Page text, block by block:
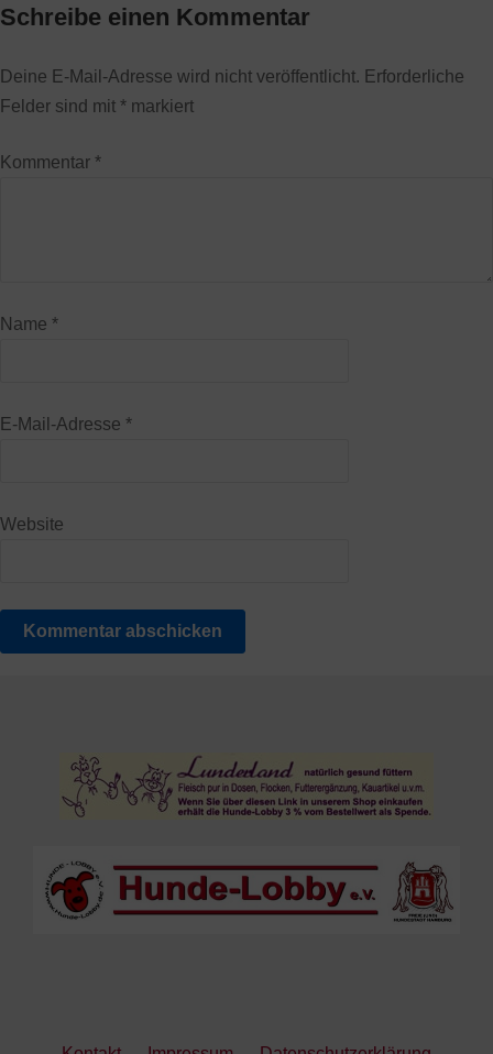
Schreibe einen Kommentar
Deine E-Mail-Adresse wird nicht veröffentlicht. Erforderliche
Felder sind mit * markiert
Kommentar *
Name *
E-Mail-Adresse *
Website